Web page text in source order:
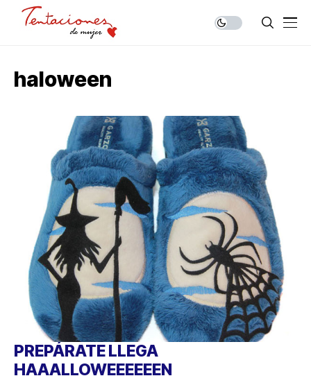
haloween
PREPÁRATE LLEGA
HAAALLOWEEEEEEN